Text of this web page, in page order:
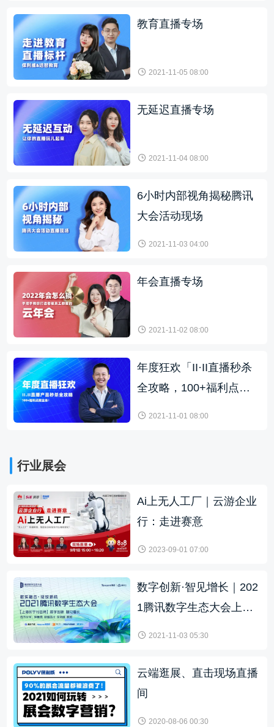
教育直播专场
2021-11-05 08:00
无延迟直播专场
2021-11-04 08:00
6小时内部视角揭秘腾讯
大会活动现场
2021-11-03 04:00
年会直播专场
2021-11-02 08:00
年度狂欢「II·II直播秒杀
全攻略，100+福利点燃
2021-11-01 08:00
行业展会
Ai上无人工厂｜云游企业
行：走进赛意
2023-09-01 07:00
数字创新·智见增长｜202
1腾讯数字生态大会上海
2021-11-03 05:30
云端逛展、直击现场直播
间
2020-08-06 00:30